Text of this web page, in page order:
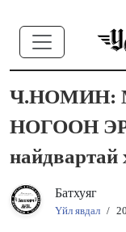
Ч.НОМИН:
НОГООН
найдвартай
Батхуяг
Үйл явдал /